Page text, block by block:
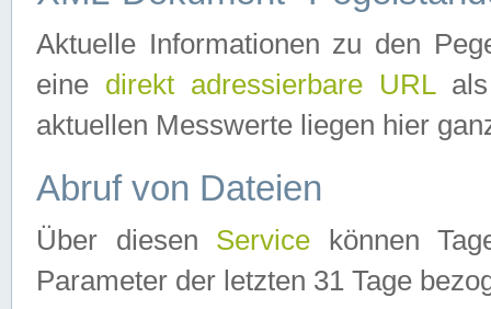
Aktuelle Informationen zu den
eine direkt adressierbare URLals
aktuellen Messwerte liegen hier
Abruf von Dateien
Über diesen Service können
Parameter der letzten 31 Tage